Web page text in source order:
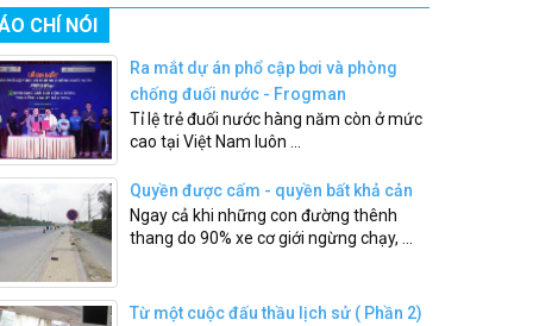
CHÍ NÓI
Ra mắt dự án phổ cập bơi và phòng
chống đuối nước - Frogman
Tỉ lệ trẻ đuối nước hàng năm còn ở mức
cao tại Việt Nam luôn ...
Quyền được cấm - quyền bất khả cản
Ngay cả khi những con đường thênh
thang do 90% xe cơ giới ngừng chạy, ...
Từ một cuộc đấu thầu lịch sử ( Phần 2)